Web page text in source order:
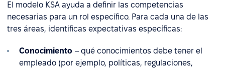
El modelo KSA ayuda a definir las competencias
necesarias para un rol específico. Para cada una de las
tres áreas, identificas expectativas específicas:
Conocimiento – qué conocimientos debe tener el
empleado (por ejemplo, políticas, regulaciones,